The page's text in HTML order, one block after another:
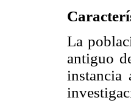
La
antiguo
instancia